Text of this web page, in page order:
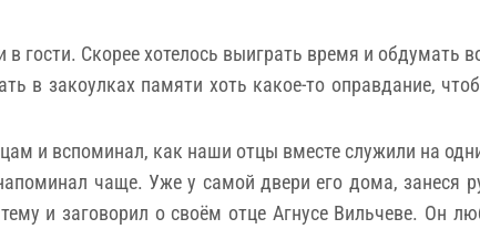
гости. Скорее хотелось выиграть время и обдумать
в закоулках памяти хоть какое-то оправдание,
и вспоминал, как наши отцы вместе служили на
чаще. Уже у самой двери его дома, занеся
и заговорил о своём отце Агнусе Вильчеве. Он